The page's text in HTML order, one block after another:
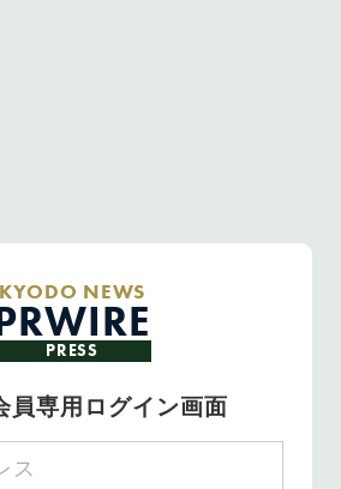
KYODO NEWS
PRESS
員専用ログイン画面